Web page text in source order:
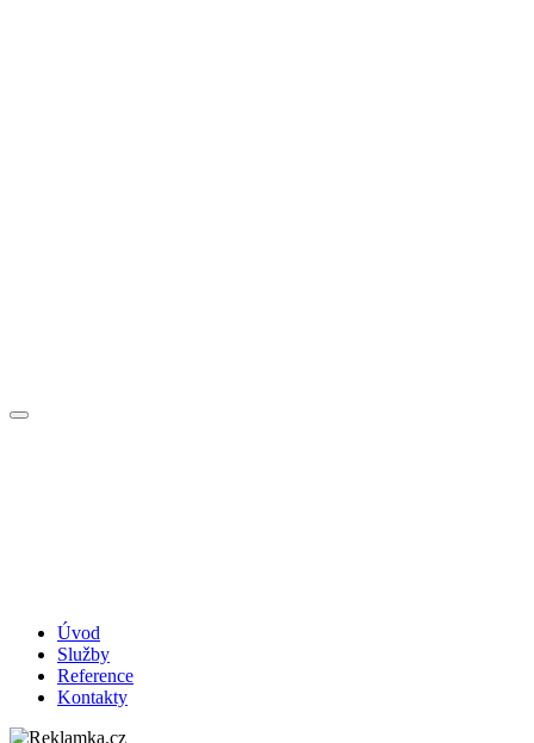
Úvod
Služby
Reference
Kontakty